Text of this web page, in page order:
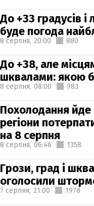
До +33 градусів
буде погода
8 серпня, 20:00 880
До +38, але
шквалами: якою
8 серпня, 08:00 983
Похолодання йде
регіони
на 8 серпня
8 серпня, 06:46 1358
Грози, град і
оголосили
7 серпня, 21:00 1978